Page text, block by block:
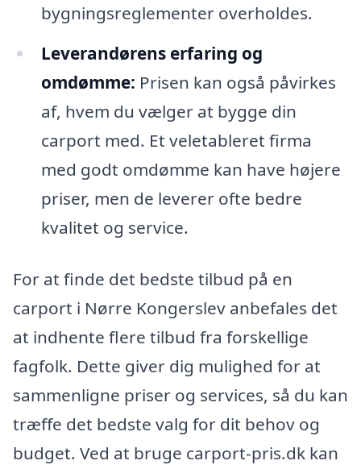
bygningsreglementer overholdes.
Leverandørens erfaring og
omdømme: Prisen kan også påvirkes
af, hvem du vælger at bygge din
carport med. Et veletableret firma
med godt omdømme kan have højere
priser, men de leverer ofte bedre
kvalitet og service.
For at finde det bedste tilbud på en
carport i Nørre Kongerslev anbefales det
at indhente flere tilbud fra forskellige
fagfolk. Dette giver dig mulighed for at
sammenligne priser og services, så du kan
træffe det bedste valg for dit behov og
budget. Ved at bruge carport-pris.dk kan